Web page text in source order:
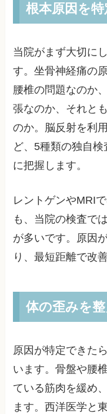
根本原因を
当院がまず大切に
す。坐骨神経痛の
腰椎の問題なのか
張なのか、それと
のか。脳反射を利
ど、5種類の独自
に把握します。
レントゲンやMRI
も、当院の検査で
が多いです。原因
り、最短距離で改
体の歪みを
原因が特定できた
います。骨盤や腰
ている筋肉を緩め
ます。西洋医学と